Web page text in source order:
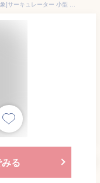
[P3倍 5/17 20時-5/21 10時迄］[ラッピング対象]サーキュレーター 小型 静音 首振り アイリスオーヤマ 18畳 扇風機 節電 省エネ 電気代節約 3D タイマー リモコン 小型 静か 換気 空気 循環 空気循環 オフィス 冷房 暖房 室内干し コンパクト PCF-SC15TP-P/Y/A
る